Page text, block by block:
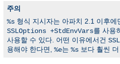
주의
%s 형식 지시자는 아파치 2.1 이후에
SSLOptions +StdEnvVars를 사용
사용할 수 있다. 어떤 이유에서건
용해야 한다면, %e는 %s 보다 훨씬